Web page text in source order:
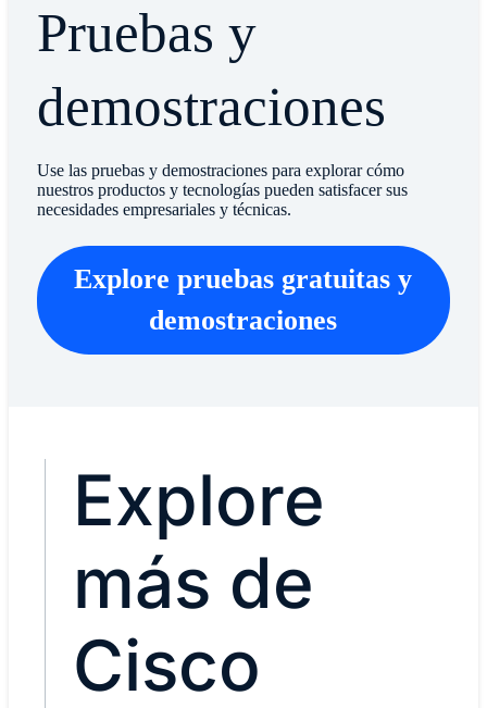
​​​​Pruebas y
demostraciones
Use las pruebas y demostraciones para explorar cómo
nuestros productos y tecnologías pueden satisfacer sus
necesidades empresariales y técnicas.
Explore pruebas gratuitas y
demostraciones
​​​​Explore
más de
Cisco